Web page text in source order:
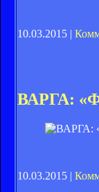
10.03.2015 |
ВАРГА:
10.03.2015 |